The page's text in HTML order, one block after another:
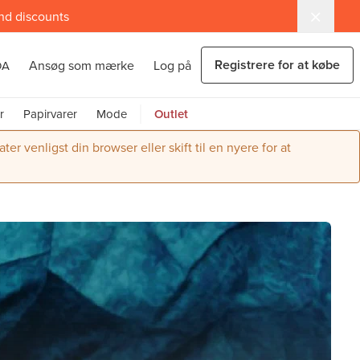
discounts
Ansøg som mærke Log på Registrere for at købe
Papirvarer Mode Outlet
venligst din browser eller skift til en nyere for at